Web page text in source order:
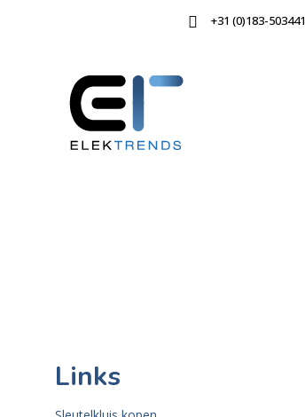
+31 (0)183-503441
Links